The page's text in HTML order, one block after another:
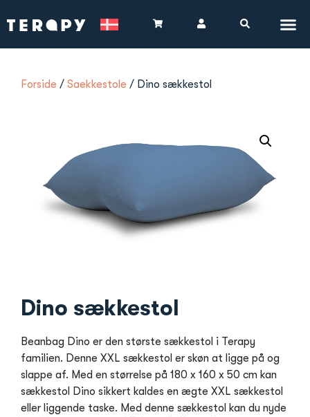
Forside / Saekkestole / Dino sækkestol
Dino sækkestol
Beanbag Dino er den største sækkestol i Terapy
familien. Denne XXL sækkestol er skøn at ligge på og
slappe af. Med en størrelse på 180 x 160 x 50 cm kan
sækkestol Dino sikkert kaldes en ægte XXL sækkestol
eller liggende taske. Med denne sækkestol kan du nyde